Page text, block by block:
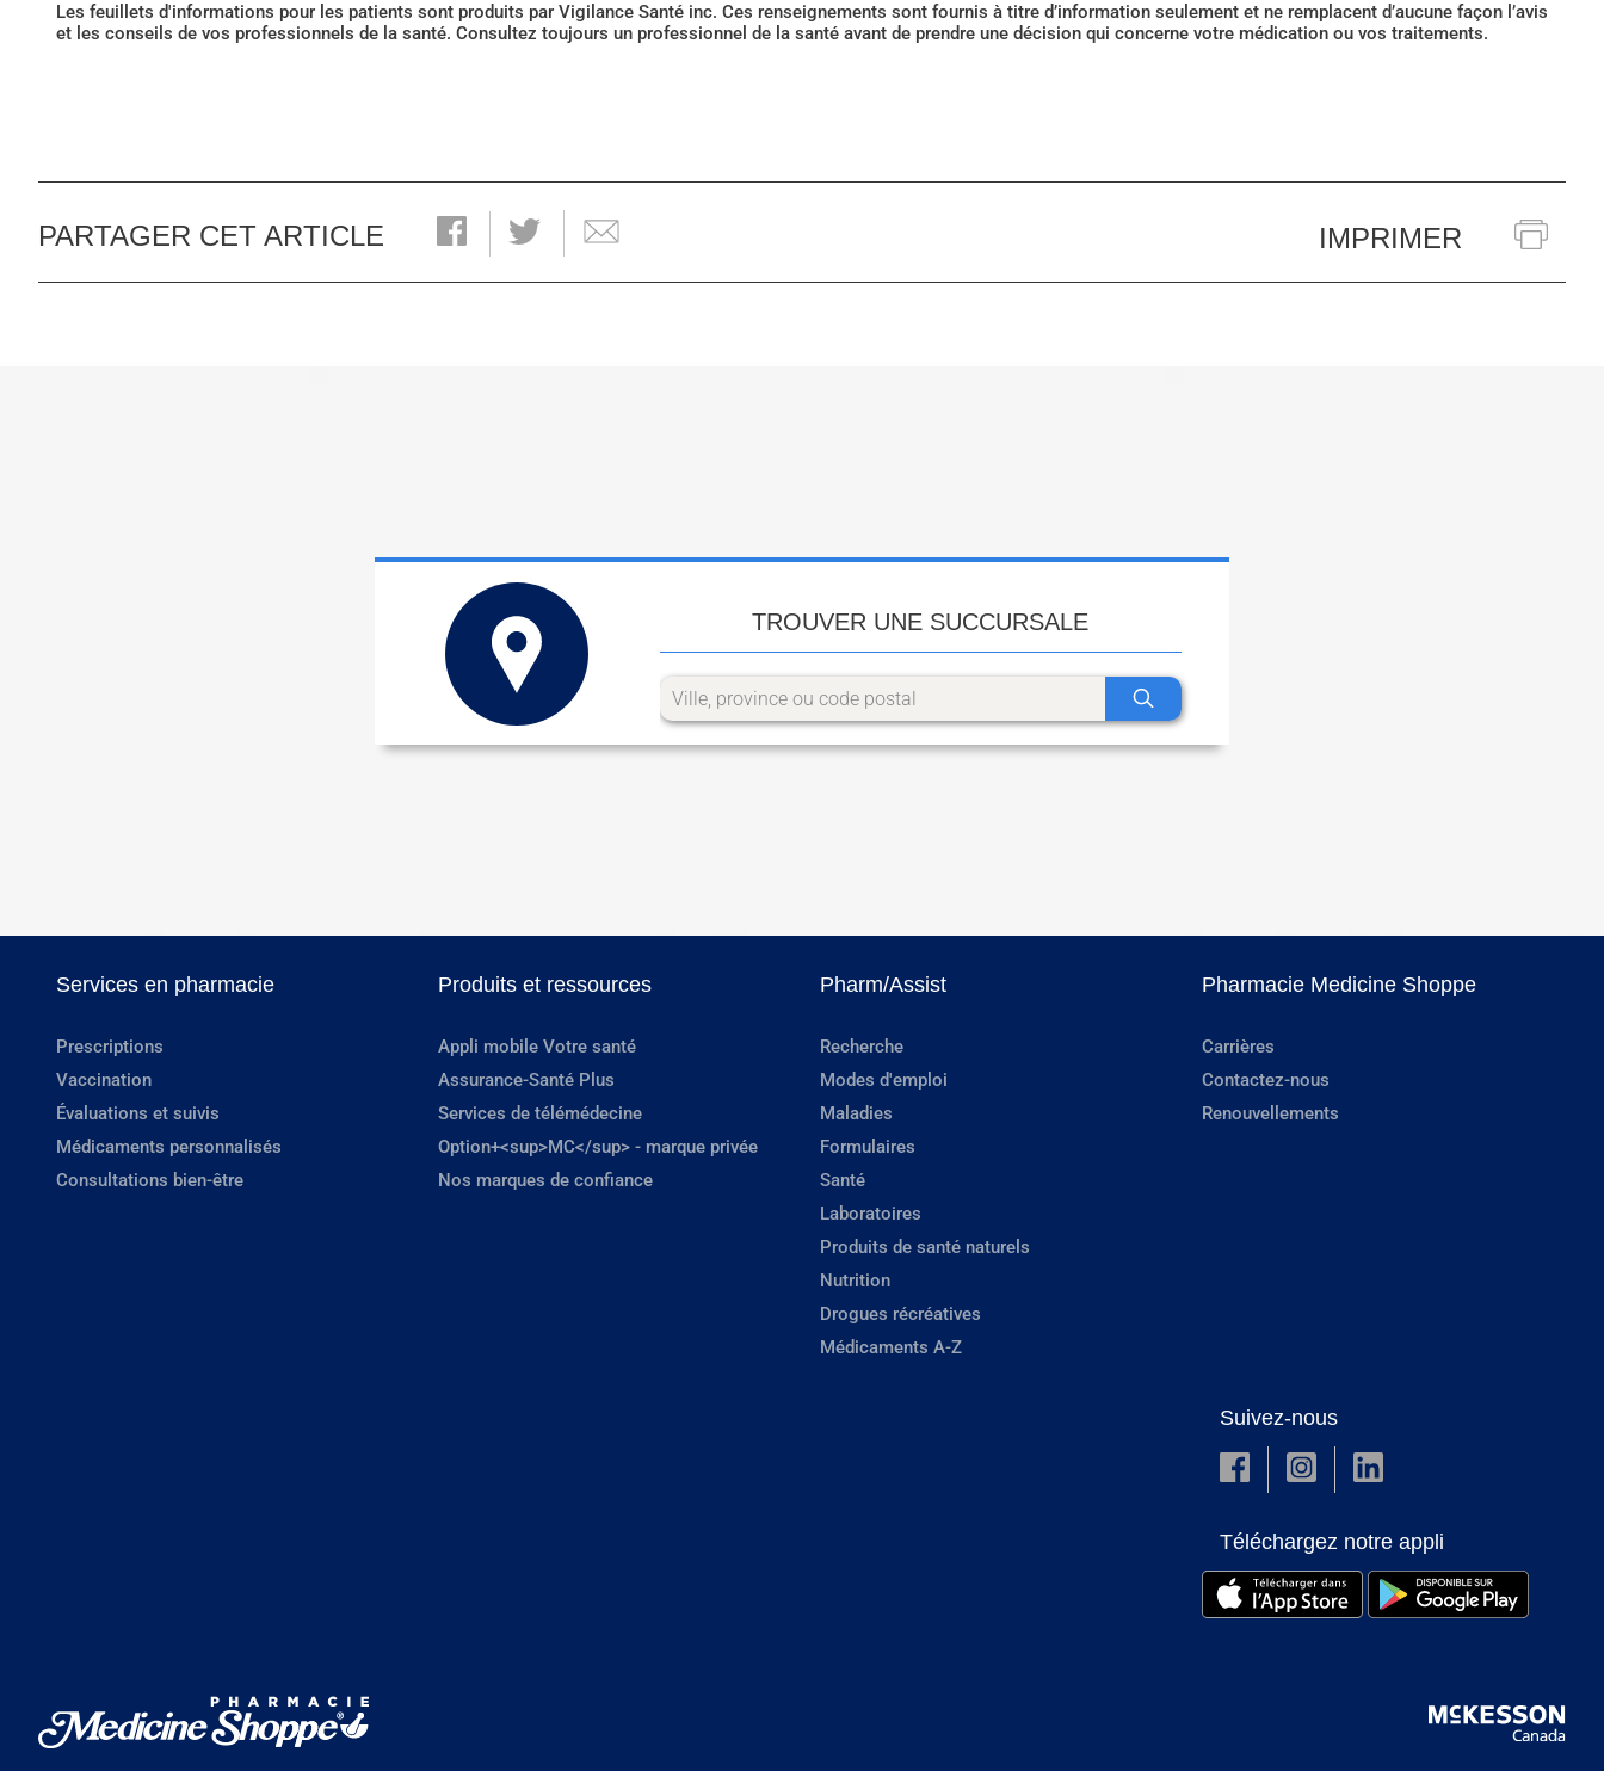
Les feuillets d'informations pour les patients sont produits par Vigilance Santé inc. Ces renseignements sont fournis à titre d’information seulement et ne remplacent d’aucune façon l’avis
et les conseils de vos professionnels de la santé. Consultez toujours un professionnel de la santé avant de prendre une décision qui concerne votre médication ou vos traitements.
PARTAGER CET ARTICLE IMPRIMER
TROUVER UNE SUCCURSALE
Services en pharmacie
Prescriptions
Vaccination
Évaluations et suivis
Médicaments personnalisés
Consultations bien-être
Produits et ressources
Appli mobile Votre santé
Assurance-Santé Plus
Services de télémédecine
Option+<sup>MC</sup> - marque privée
Nos marques de confiance
Pharm/Assist
Recherche
Modes d'emploi
Maladies
Formulaires
Santé
Laboratoires
Produits de santé naturels
Nutrition
Drogues récréatives
Médicaments A-Z
Pharmacie Medicine Shoppe
Carrières
Contactez-nous
Renouvellements
Suivez-nous
Téléchargez notre appli